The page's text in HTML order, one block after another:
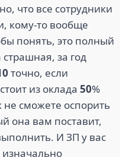
что все сотрудники
кому-то вообще
понять, это полный
за год
точно, если
из оклада 50%
сможете оспорить
она вам поставит,
И ЗП у вас
изначально